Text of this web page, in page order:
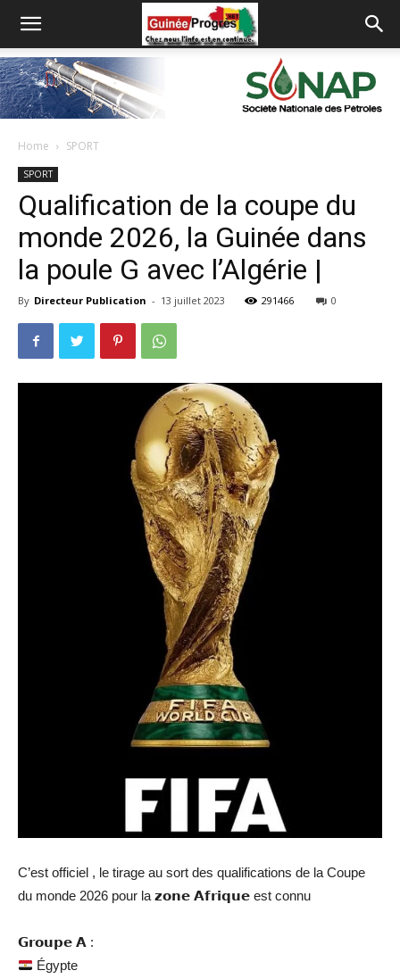
Home SPORT
SPORT
Qualification de la coupe du
monde 2026, la Guinée dans
la poule G avec l’Algérie |
By Directeur Publication - 13 juillet 2023 291466 0
C’est officiel , le tirage au sort des qualifications de la Coupe
du monde 2026 pour la 𝘇𝗼𝗻𝗲 𝗔𝗳𝗿𝗶𝗾𝘂𝗲 est connu
𝗚𝗿𝗼𝘂𝗽𝗲 𝗔 :
Égypte